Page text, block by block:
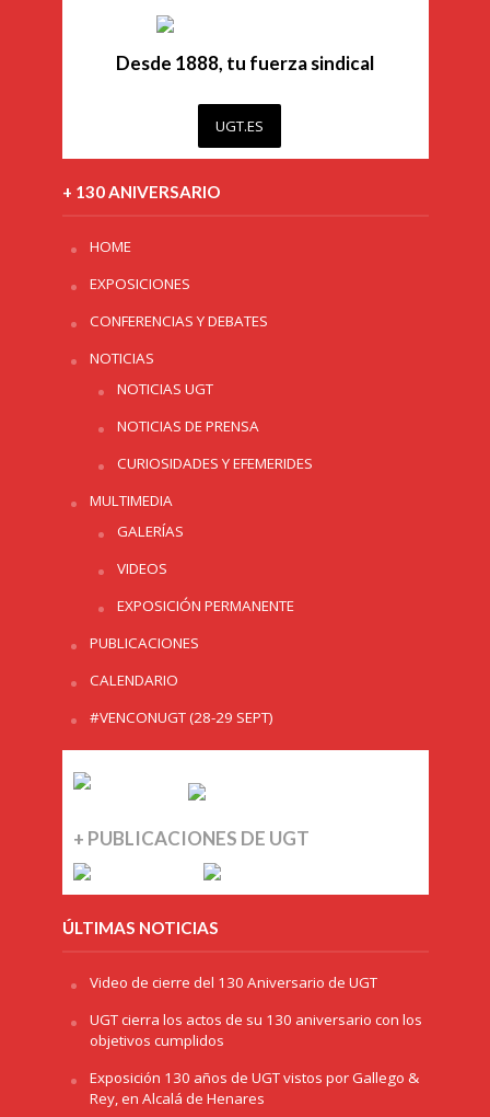
Desde 1888, tu fuerza sindical
UGT.ES
+ 130 ANIVERSARIO
HOME
EXPOSICIONES
CONFERENCIAS Y DEBATES
NOTICIAS
NOTICIAS UGT
NOTICIAS DE PRENSA
CURIOSIDADES Y EFEMERIDES
MULTIMEDIA
GALERÍAS
VIDEOS
EXPOSICIÓN PERMANENTE
PUBLICACIONES
CALENDARIO
#VENCONUGT (28-29 SEPT)
+ PUBLICACIONES DE UGT
ÚLTIMAS NOTICIAS
Video de cierre del 130 Aniversario de UGT
UGT cierra los actos de su 130 aniversario con los
objetivos cumplidos
Exposición 130 años de UGT vistos por Gallego &
Rey, en Alcalá de Henares